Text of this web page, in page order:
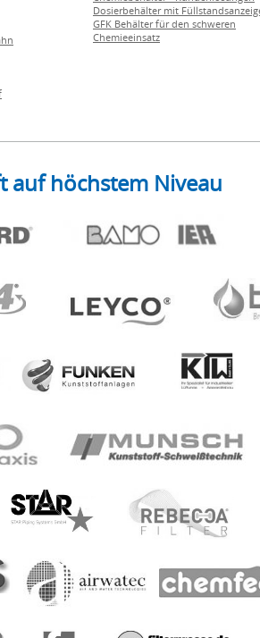
Dosierbehälter mit
GFK Behälter für den schweren
Chemieeinsatz
auf höchstem Niveau